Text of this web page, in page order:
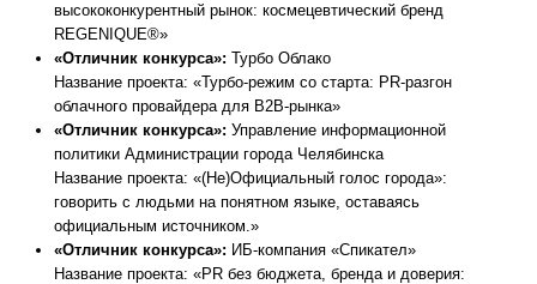
высококонкурентный рынок: космецевтический бренд
REGENIQUE®»
«Отличник конкурса»: Турбо Облако
Название проекта: «Турбо-режим со старта: PR-разгон
облачного провайдера для B2B-рынка»
«Отличник конкурса»: Управление информационной
политики Администрации города Челябинска
Название проекта: «(Не)Официальный голос города»:
говорить с людьми на понятном языке, оставаясь
официальным источником.»
«Отличник конкурса»: ИБ-компания «Спикател»
Название проекта: «PR без бюджета, бренда и доверия: